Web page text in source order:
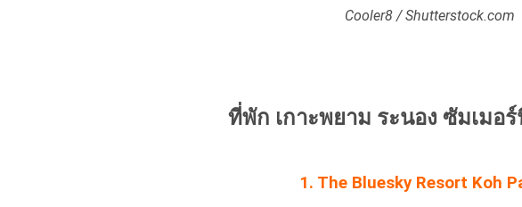
Cooler8 / Shutterstock.com
ที่พัก เกาะพยาม ระนอง ซัมเมอ
1. The Bluesky Resort Koh